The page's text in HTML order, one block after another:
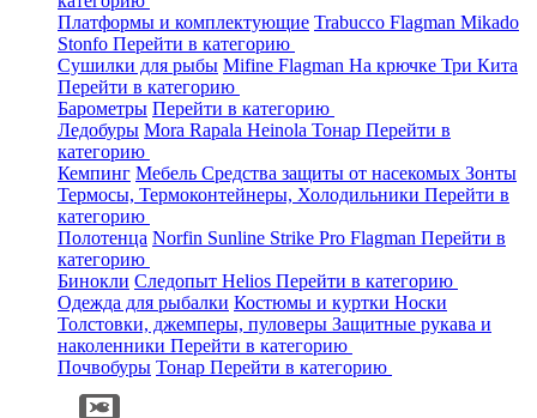
Платформы и комплектующие Trabucco Flagman Mikado
Stonfo Перейти в категорию
Сушилки для рыбы Mifine Flagman На крючке Три Кита
Перейти в категорию
Барометры Перейти в категорию
Ледобуры Mora Rapala Heinola Тонар Перейти в
категорию
Кемпинг Мебель Средства защиты от насекомых Зонты
Термосы, Термоконтейнеры, Холодильники Перейти в
категорию
Полотенца Norfin Sunline Strike Pro Flagman Перейти в
категорию
Бинокли Следопыт Helios Перейти в категорию
Одежда для рыбалки Костюмы и куртки Носки
Толстовки, джемперы, пуловеры Защитные рукава и
наколенники Перейти в категорию
Почвобуры Тонар Перейти в категорию